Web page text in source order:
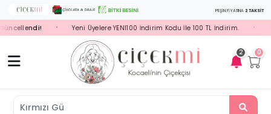
PEŞİN FİYATINA 2 TAKSİT
Yeni Üyelere YENI100 İndirim Kodu İle 100 TL İndirim.
2 0
Kı